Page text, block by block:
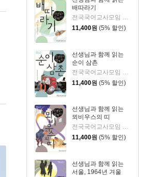
배따라기
전국국어교사모임 저/성자연 그림
11,400원 (5% 할인)
선생님과 함께 읽는
순이 삼촌
전국국어교사모임 저/민은정 그림
11,400원 (5% 할인)
선생님과 함께 읽는
뫼비우스의 띠
전국국어교사모임 저/강혜진 그림
11,400원 (5% 할인)
선생님과 함께 읽는
서울, 1964년 겨울